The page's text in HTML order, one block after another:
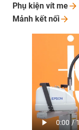
Phụ kiện vít me
Mảnh kết nối